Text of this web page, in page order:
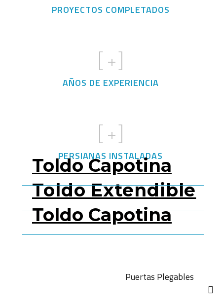
PROYECTOS COMPLETADOS
+]
AÑOS DE EXPERIENCIA
+]
PERSIANAS INSTALADAS
Toldo Capotina
Toldo Extendible
Toldo Capotina
Puertas Plegables